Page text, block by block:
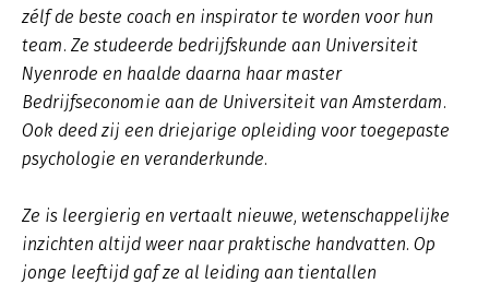
zélf de beste coach en inspirator te worden voor hun
team. Ze studeerde bedrijfskunde aan Universiteit
Nyenrode en haalde daarna haar master
Bedrijfseconomie aan de Universiteit van Amsterdam.
Ook deed zij een driejarige opleiding voor toegepaste
psychologie en veranderkunde.
Ze is leergierig en vertaalt nieuwe, wetenschappelijke
inzichten altijd weer naar praktische handvatten. Op
jonge leeftijd gaf ze al leiding aan tientallen